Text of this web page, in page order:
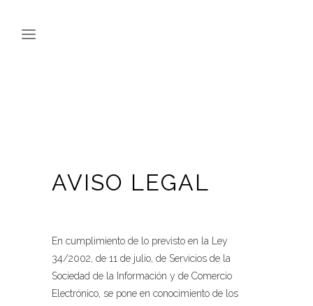
AVISO LEGAL
En cumplimiento de lo previsto en la Ley
34/2002, de 11 de julio, de Servicios de la
Sociedad de la Información y de Comercio
Electrónico, se pone en conocimiento de los